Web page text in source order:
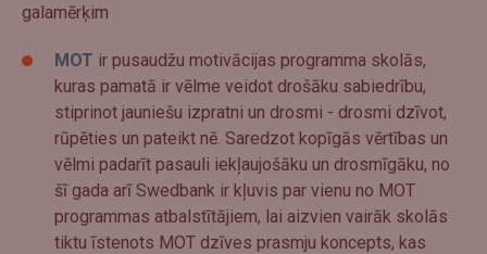
galamērķim
MOT ir pusaudžu motivācijas programma skolās,
kuras pamatā ir vēlme veidot drošāku sabiedrību,
stiprinot jauniešu izpratni un drosmi - drosmi dzīvot,
rūpēties un pateikt nē. Saredzot kopīgās vērtības un
vēlmi padarīt pasauli iekļaujošāku un drosmīgāku, no
šī gada arī Swedbank ir kļuvis par vienu no MOT
programmas atbalstītājiem, lai aizvien vairāk skolās
tiktu īstenots MOT dzīves prasmju koncepts, kas